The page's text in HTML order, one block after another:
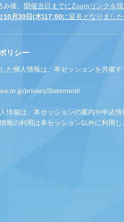
後、
開催当日までにZoomリンクを
10月30日(木)17:00に延長となりました
リシー
た個人情報は、本セッションを共催
privacyStatement/
情報は、本セッションの案内や申込情
報の利用は本セッション以外に利用し